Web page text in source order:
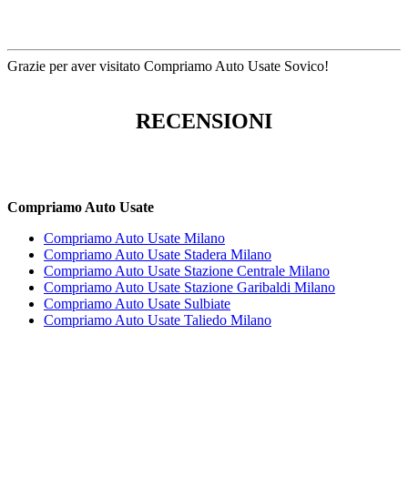
Grazie per aver visitato Compriamo Auto Usate Sovico!
RECENSIONI
Compriamo Auto Usate
Compriamo Auto Usate Milano
Compriamo Auto Usate Stadera Milano
Compriamo Auto Usate Stazione Centrale Milano
Compriamo Auto Usate Stazione Garibaldi Milano
Compriamo Auto Usate Sulbiate
Compriamo Auto Usate Taliedo Milano